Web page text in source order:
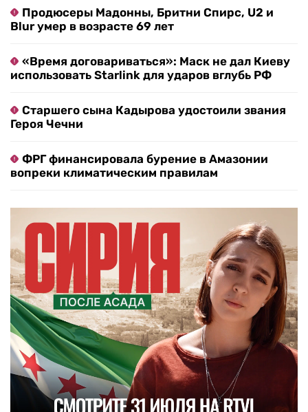
Продюсеры Мадонны, Бритни Спирс, U2 и
Blur умер в возрасте 69 лет
«Время договариваться»: Маск не дал Киеву
использовать Starlink для ударов вглубь РФ
Старшего сына Кадырова удостоили звания
Героя Чечни
ФРГ финансировала бурение в Амазонии
вопреки климатическим правилам